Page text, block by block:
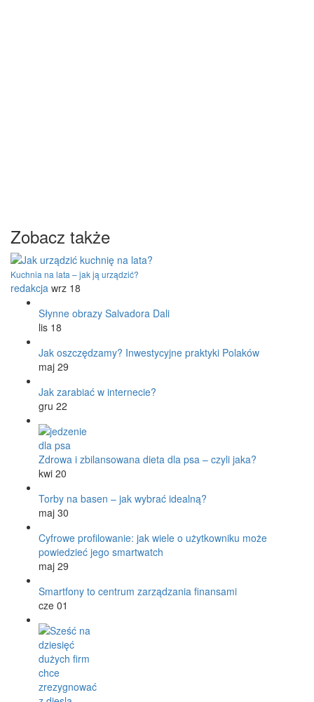
Zobacz także
Kuchnia na lata – jak ją urządzić?
redakcja wrz 18
Słynne obrazy Salvadora Dali
lis 18
Jak oszczędzamy? Inwestycyjne praktyki Polaków
maj 29
Jak zarabiać w internecie?
gru 22
Zdrowa i zbilansowana dieta dla psa – czyli jaka?
kwi 20
Torby na basen – jak wybrać idealną?
maj 30
Cyfrowe profilowanie: jak wiele o użytkowniku może
powiedzieć jego smartwatch
maj 29
Smartfony to centrum zarządzania finansami
cze 01